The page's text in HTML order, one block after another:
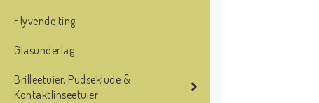
Flyvende ting
Glasunderlag
Brilleetuier, Pudseklude &
Kontaktlinseetuier